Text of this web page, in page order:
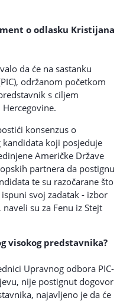
o odlasku Kristijana
da će na sastanku
održanom početkom
s ciljem
konsenzus o
koji posjeduje
Američke Države
partnera da postignu
te su razočarane što
svoj zadatak - izbor
su za Fenu iz Stejt
visokog predstavnika?
Upravnog odbora PIC-
nije postignut dogovor
najavljeno je da će